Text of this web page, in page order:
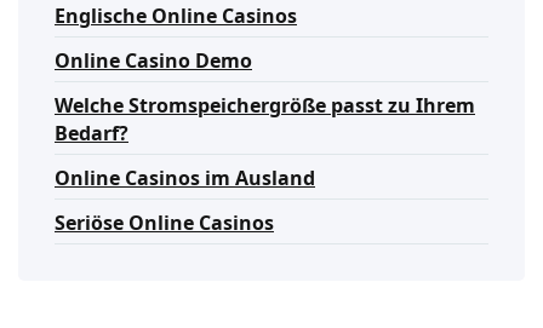
Englische Online Casinos
Online Casino Demo
Welche Stromspeichergröße passt zu Ihrem
Bedarf?
Online Casinos im Ausland
Seriöse Online Casinos